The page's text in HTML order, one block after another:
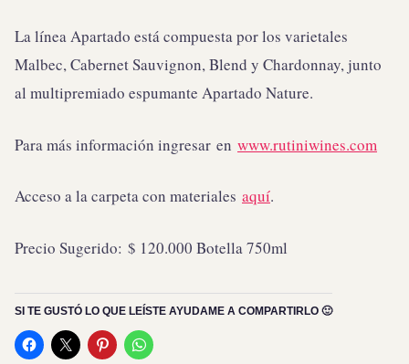
La línea Apartado está compuesta por los varietales
Malbec, Cabernet Sauvignon, Blend y Chardonnay, junto
al multipremiado espumante Apartado Nature.
Para más información ingresar en www.rutiniwines.com
Acceso a la carpeta con materiales aquí.
Precio Sugerido: $ 120.000 Botella 750ml
SI TE GUSTÓ LO QUE LEÍSTE AYUDAME A COMPARTIRLO 🙂